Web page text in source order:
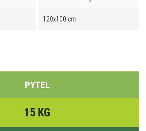
120x100 cm
PYTEL
15 KG